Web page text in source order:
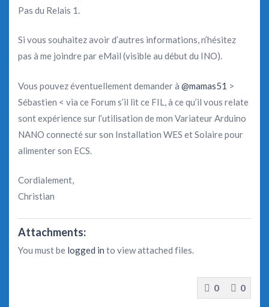
Pas du Relais 1.
Si vous souhaitez avoir d’autres informations, n’hésitez
pas à me joindre par eMail (visible au début du INO).
Vous pouvez éventuellement demander à @mamas51 >
Sébastien < via ce Forum s’il lit ce FIL, à ce qu’il vous relate
sont expérience sur l’utilisation de mon Variateur Arduino
NANO connecté sur son Installation WES et Solaire pour
alimenter son ECS.
Cordialement,
Christian
Attachments:
You must be logged in to view attached files.
0 0